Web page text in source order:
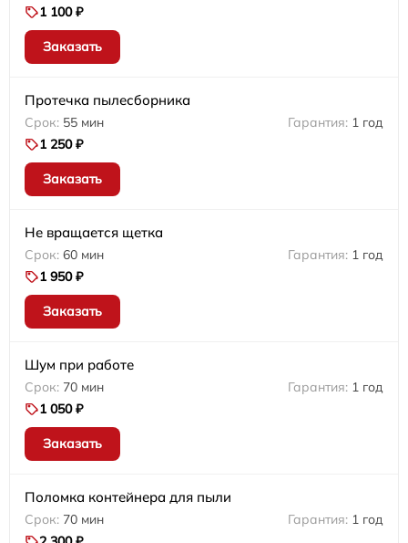
1 100 ₽
Заказать
Протечка пылесборника
55 мин
1 год
1 250 ₽
Заказать
Не вращается щетка
60 мин
1 год
1 950 ₽
Заказать
Шум при работе
70 мин
1 год
1 050 ₽
Заказать
Поломка контейнера для пыли
70 мин
1 год